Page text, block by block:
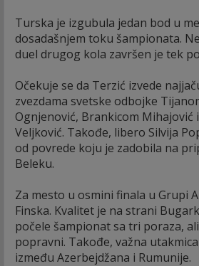
Turska je izgubula jedan bod u
dosadašnjem toku šampionata.
duel drugog kola završen je tek
Očekuje se da Terzić izvede
zvezdama svetske odbojke
Ognjenović, Brankicom Mihajović
Veljković. Takođe, libero Silvija
od povrede koju je zadobila na
Beleku.
Za mesto u osmini finala u Grupi
Finska. Kvalitet je na strani
počele šampionat sa tri poraza,
popravni. Takođe, važna
između Azerbejdžana i Rumunije.